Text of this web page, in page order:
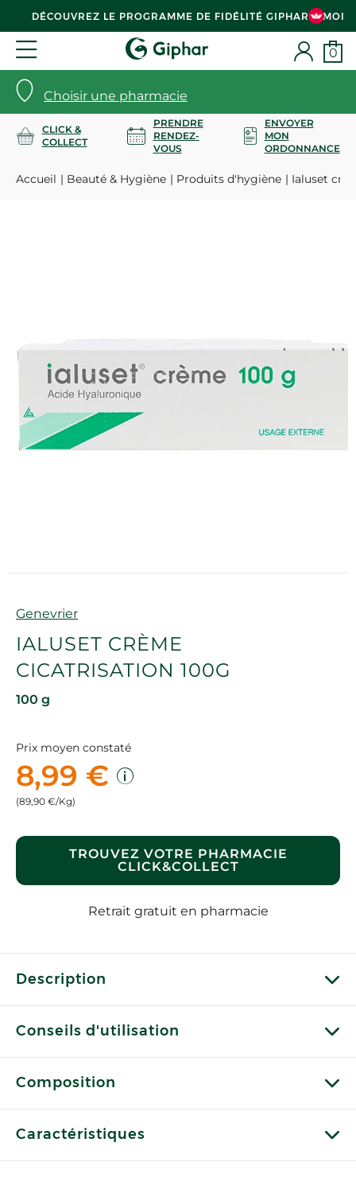
DÉCOUVREZ LE PROGRAMME DE FIDÉLITÉ GIPHAR & MOI
Choisir une pharmacie
0
CLICK &
COLLECT
PRENDRE
RENDEZ-
VOUS
ENVOYER
MON
ORDONNANCE
Accueil Beauté & Hygiène Produits d'hygiène Ialuset
Marque
Genevrier
IALUSET CRÈME
CICATRISATION 100G
100 g
Prix moyen constaté
8,99 €
(89,90 €/Kg)
TROUVEZ VOTRE PHARMACIE
CLICK&COLLECT
Retrait gratuit en pharmacie
Description
Conseils d'utilisation
Composition
Caractéristiques